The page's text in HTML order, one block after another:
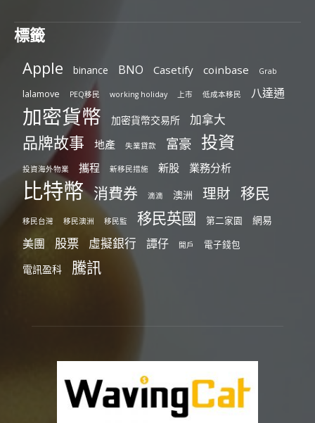
標籤
Apple binance BNO Casetify coinbase Grab
lalamove PEQ移民 working holiday 上市 低成本移民 八達通
加密貨幣 加密貨幣交易所 加拿大
品牌故事 地產 失業貸款 富豪 投資
投資海外物業 攜程 新移民措施 新股 業務分析
比特幣 消費券 滴滴 澳洲 理財 移民
移民台灣 移民澳洲 移民監 移民英國 第二家園 網易
美團 股票 虛擬銀行 譚仔 開戶 電子錢包
電訊盈科 騰訊